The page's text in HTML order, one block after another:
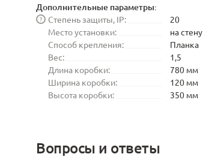
Дополнительные параметры:
Степень защиты, IP:
?
20
Место установки:
на стену
Способ крепления:
Планка
Вес:
1,5
Длина коробки:
780 мм
Ширина коробки:
120 мм
Высота коробки:
350 мм
Вопросы и ответы